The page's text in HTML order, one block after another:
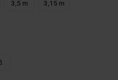
3,5 m 3,15 m
zurzeit nicht verfügbar.)